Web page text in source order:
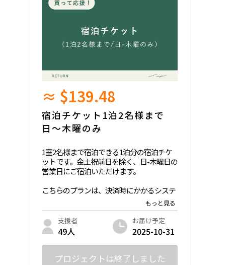
≈ $139.48
宿泊チケット1泊2名様まで
日〜木曜のみ
1室2名様まで宿泊できる1泊分の宿泊チケ
ットです。金土祝前日を除く、日-木曜日の
営業日にご宿泊いただけます。
こちらのプランは、決済時にかかるシステ
ム利用料（220円）と決済手数料（5%）
が、実質的に購入者の方の負担にならない
よう加味し、その上で通常の宿泊料金より
も少しお得になるよう設定しています。ま
た「支援金」は含んでおらず、商品自体に
対する価格設定となっています。
支援者
49人
お届け予定
2025-10-31
プロジェクトは終了しました